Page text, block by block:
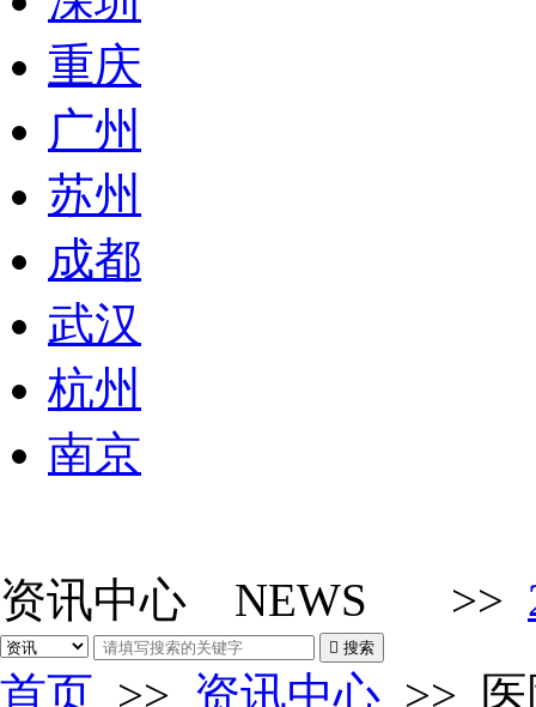
重庆
广州
苏州
成都
武汉
杭州
南京
资讯中心 NEWS >>
 搜索
首页 >> 资讯中心 >>